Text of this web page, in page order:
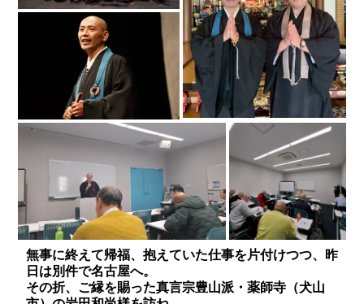
無事に終えて帰福、抱えていた仕事を片付けつつ、昨
日は別件で名古屋へ。
その折、ご縁を賜った真言宗豊山派・薬師寺（犬山